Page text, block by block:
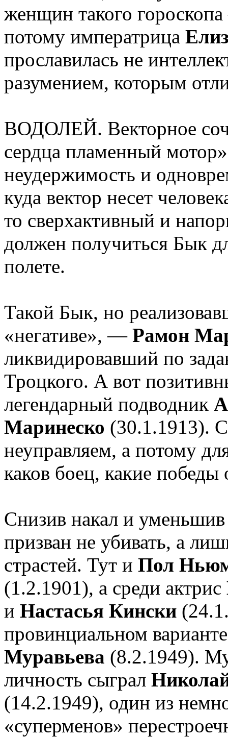
женщин такого
потому императрица
прославилась не
разумением, которым
ВОДОЛЕЙ. Векторное
сердца пламенный
неудержимость и
куда вектор несет
то сверхактивный и
должен получиться Бык
полете.
Такой Бык, но
«негативе», — Рамон
ликвидировавший по
Троцкого. А вот
легендарный подводник
Маринеско (30.1.1913).
неуправляем, а потому
каков боец, какие победы
Снизив накал и уменьшив
призван не убивать, а
страстей. Тут и Пол
(1.2.1901), а среди актрис
и Настасья Кински
провинциальном
Муравьева (8.2.1949).
личность сыграл
(14.2.1949), один из
«суперменов»